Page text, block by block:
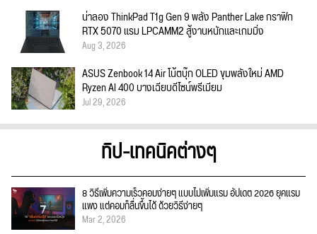
น่าลอง ThinkPad T1g Gen 9 พลัง Panther Lake กราฟิก
RTX 5070 แรม LPCAMM2 สู้งานหนักและเกมมิ่ง
Aug 3, 2026
ASUS Zenbook 14 Air โน้ตบุ๊ก OLED ขุมพลังใหม่ AMD
Ryzen AI 400 บางเฉียบดีไซน์พรีเมียม
Jul 29, 2026
ทิป-เทคนิคต่างๆ
8 วิธีเพิ่มความเร็วคอมง่ายๆ แบบไม่เพิ่มแรม อัปเดต 2026 ยุคแรม
แพง แต่คอมก็ลื่นขึ้นได้ ด้วยวิธีง่ายๆ
Mar 2, 2026